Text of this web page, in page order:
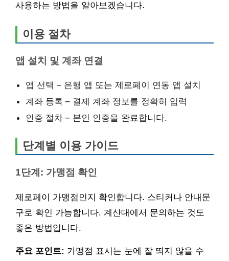
사용하는 방법을 알아보겠습니다.
이용 절차
앱 설치 및 계좌 연결
앱 선택 – 은행 앱 또는 제로페이 연동 앱 설치
계좌 등록 – 결제 계좌 정보를 정확히 입력
인증 절차 – 본인 인증을 완료합니다.
단계별 이용 가이드
1단계: 가맹점 확인
제로페이 가맹점인지 확인합니다. 스티커나 안내문
구로 확인 가능합니다. 계산대에서 문의하는 것도
좋은 방법입니다.
주요 포인트: 가맹점 표시는 눈에 잘 띄지 않을 수